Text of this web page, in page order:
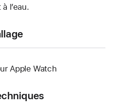
l’eau.
Apple Watch